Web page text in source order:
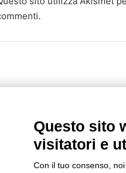
.
Questo sito
visitatori e
Con il tuo consenso,